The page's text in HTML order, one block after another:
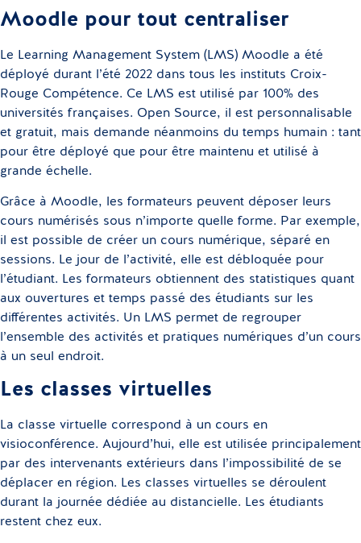
Moodle pour tout centraliser
Le Learning Management System (LMS) Moodle a été
déployé durant l’été 2022 dans tous les instituts Croix-
Rouge Compétence. Ce LMS est utilisé par 100% des
universités françaises. Open Source, il est personnalisable
et gratuit, mais demande néanmoins du temps humain : tant
pour être déployé que pour être maintenu et utilisé à
grande échelle.
Grâce à Moodle, les formateurs peuvent déposer leurs
cours numérisés sous n’importe quelle forme. Par exemple,
il est possible de créer un cours numérique, séparé en
sessions. Le jour de l’activité, elle est débloquée pour
l’étudiant. Les formateurs obtiennent des statistiques quant
aux ouvertures et temps passé des étudiants sur les
différentes activités. Un LMS permet de regrouper
l’ensemble des activités et pratiques numériques d’un cours
à un seul endroit.
Les classes virtuelles
La classe virtuelle correspond à un cours en
visioconférence. Aujourd’hui, elle est utilisée principalement
par des intervenants extérieurs dans l’impossibilité de se
déplacer en région. Les classes virtuelles se déroulent
durant la journée dédiée au distancielle. Les étudiants
restent chez eux.